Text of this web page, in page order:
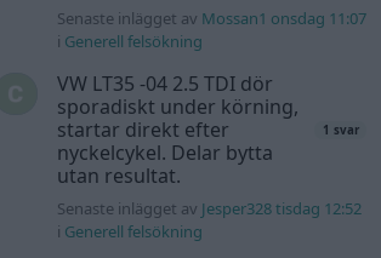
Senaste inlägget av Mossan1 onsdag 11:07
i Generell felsökning
VW LT35 -04 2.5 TDI dör
sporadiskt under körning,
startar direkt efter
nyckelcykel. Delar bytta
utan resultat.
1 svar
Senaste inlägget av Jesper328 tisdag 12:52
i Generell felsökning